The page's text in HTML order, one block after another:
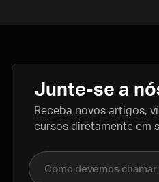
Junte-se a
Receba novos artigos,
cursos diretamente em
Nome completo